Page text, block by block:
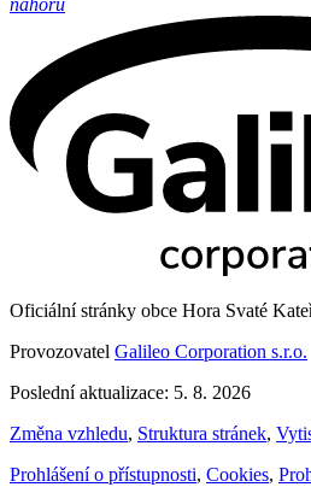
nahoru
Oficiální stránky obce Hora Svaté
Provozovatel Galileo Corporation s.r.o.
Poslední aktualizace: 5. 8. 2026
Změna vzhledu, Struktura stránek,
Prohlášení o přístupnosti, Cookies,